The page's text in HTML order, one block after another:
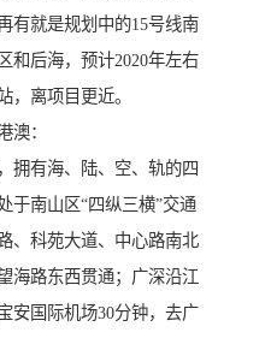
有就是规划中的15号线南
和后海，预计2020年左右
，离项目更近。
澳：
拥有海、陆、空、轨的四
于南山区“四纵三横”交通
、科苑大道、中心路南北
海路东西贯通；广深沿江
安国际机场30分钟，去广